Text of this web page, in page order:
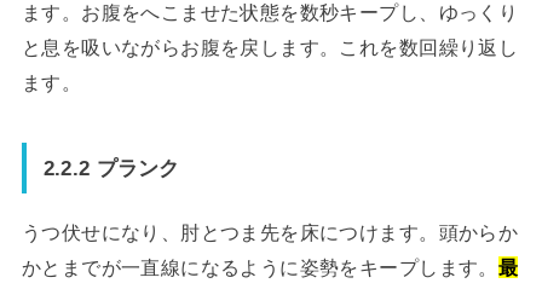
ます。お腹をへこませた状態を数秒キープし、ゆっくり
と息を吸いながらお腹を戻します。これを数回繰り返し
ます。
2.2.2 プランク
うつ伏せになり、肘とつま先を床につけます。頭からか
かとまでが一直線になるように姿勢をキープします。 最